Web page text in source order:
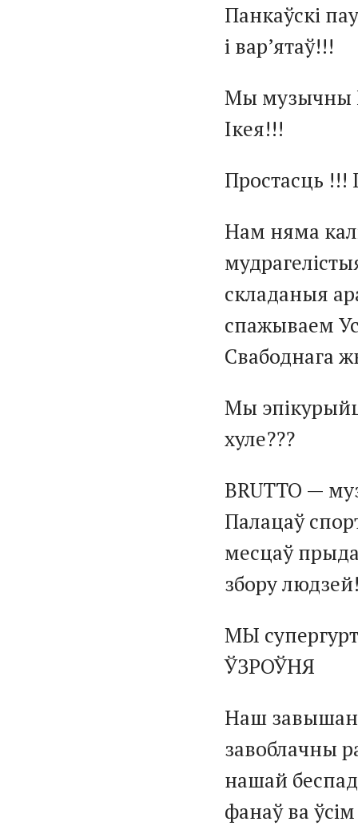
Панкаўскі
і вар’ятаў!!!
Мы музычны
Ікея!!!
Простасць
Нам няма
складаныя
спажываем
Свабоднага
Мы
хуле???
BRUTTO —
Палацаў
месцаў
збору
МЫ
ЎЗРОЎНЯ
Наш
завоблачны
нашай
фанаў ва